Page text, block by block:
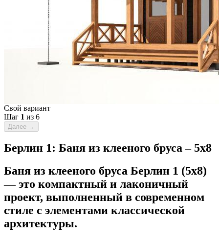
Свой вариант
Шаг 1 из 6
Далее →
Берлин 1: Баня из клееного бруса – 5х8
Баня из клееного бруса Берлин 1 (5х8)
— это компактный и лаконичный
проект, выполненный в современном
стиле с элементами классической
архитектуры.